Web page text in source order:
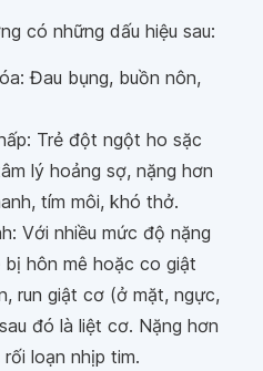
có những dấu hiệu sau:
Đau bụng, buồn nôn,
Trẻ đột ngột ho sặc
lý hoảng sợ, nặng hơn
tím môi, khó thở.
Với nhiều mức độ nặng
hôn mê hoặc co giật
run giật cơ (ở mặt, ngực,
đó là liệt cơ. Nặng hơn
loạn nhịp tim.